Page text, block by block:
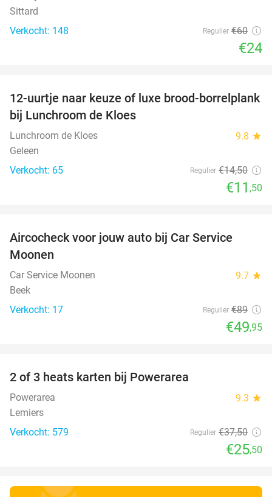
Sittard
Verkocht: 148
Regulier €60
€24
21%
12-uurtje naar keuze of luxe brood-borrelplank
bij Lunchroom de Kloes
Lunchroom de Kloes 9.8 star
Geleen
Verkocht: 65
Regulier €14,50
€11 ,50
Aircocheck voor jouw auto bij Car Service
Moonen
Car Service Moonen 9.7 star
Beek
Verkocht: 17
Regulier €89
€49,95
2 of 3 heats karten bij Powerarea
Powerarea 9.3 star
Lemiers
Verkocht: 579
Regulier €37,50
€25,50